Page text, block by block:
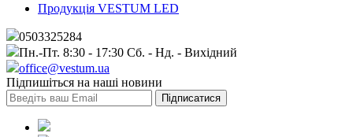
Продукція VESTUM LED
0503325284
Пн.-Пт. 8:30 - 17:30 Сб. - Нд. - Вихiдний
office@vestum.ua
Підпишіться на наші новини